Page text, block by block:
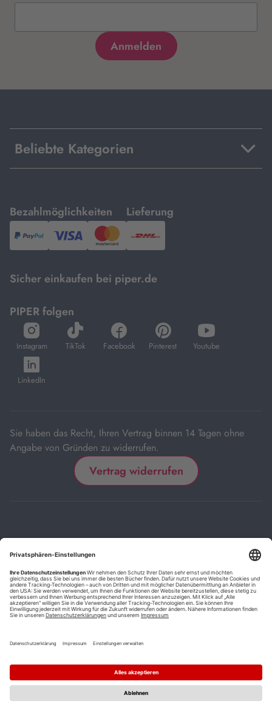
Beliebte Kategorien
Bezahlmöglichkeiten
mit
PayPal,Visa
und
Lieferung
mit
DHL.
Sicher einkaufen bei piper.de
PIPER folgen
Instagram
öffnet
in
neuem
Tab
TikTok
öffnet
in
Facebook
öffnet
in
Pinterest
öffnet
in
Youtube
öffnet
in
LinkedIn
öffnet
in
Sie haben das Recht, Ihren Vertrag binnen 14 Tagen ohne
Angabe von Gründen zu widerrufen.
Vertrag widerrufen
BarrierefreiheitserklärungCookie-Einstellungen
*
Die mit Sternchen (*) gekennzeichneten Links sind Affiliate-Links.
Wenn Sie auf einen solchen Link klicken und auf der Zielseite etwas
kaufen, bekommen wir vom betreffenden Anbieter oder Online-Shop
Kauf oder Preis.
Mehrwertsteuer.
Versand innerhalb Deutschlands versandkostenfrei ab 9,00 €
Bestellwert.
2
Vorbestellung ab 30 Tage vor Erscheinungstermin möglich.